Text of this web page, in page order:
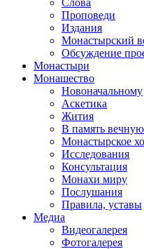
Слова
Проповеди
Издания
Монастырский
Обсуждение
Монастыри
Монашество
Новоначальному
Аскетика
Жития
В память
Монастырское
Исследования
Консультация
Монахи миру
Послушания
Правила, уставы
Медиа
Видеогалерея
Фотогалерея